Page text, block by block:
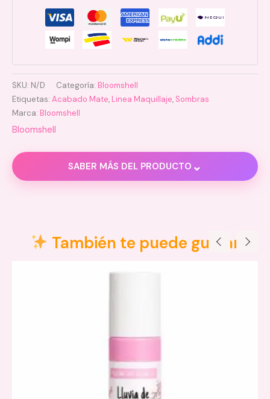
SKU: N/D Categoría: Bloomshell
Etiquetas: Acabado Mate, Linea Maquillaje, Sombras
Marca: Bloomshell
Bloomshell
SABER MÁS DEL PRODUCTO ⌄
Valoraciones (0)
Variaciones disponibles:
También te puede gustar